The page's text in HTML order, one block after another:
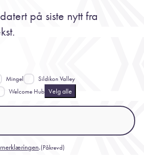
på siste nytt fra
Mingel
Sildikon Valley
Welcome Hub Velg alle
.(Påkrevd)